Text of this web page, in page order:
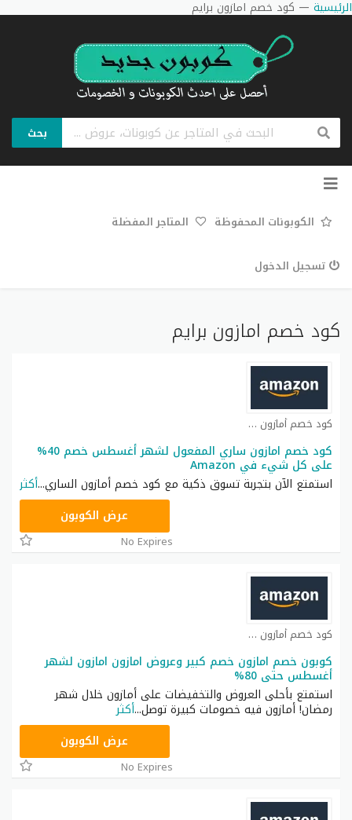
الرئيسية — كود خصم امازون برايم
بحث
تخطي
الكوبونات المحفوظة المتاجر المفضلة
تسجيل الدخول
كود خصم امازون برايم
كود خصم أمازون كوبون
كود خصم امازون ساري المفعول لشهر أغسطس خصم 40%
على كل شيء في Amazon
استمتع الآن بتجربة تسوق ذكية مع كود خصم أمازون الساري...أكثر
عرض الكوبون
No Expires
كود خصم أمازون كوبون
كوبون خصم امازون خصم كبير وعروض امازون امازون لشهر
أغسطس حتى 80%
استمتع بأحلى العروض والتخفيضات على أمازون خلال شهر
رمضان! أمازون فيه خصومات كبيرة توصل...أكثر
NEW30عرض الكوبون
No Expires